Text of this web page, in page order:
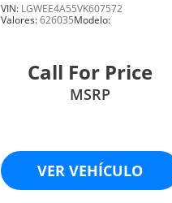
1.5 LTS. TURBO 4 CIL
VIN: LGWEE4A55VK607572
Valores:626035Modelo:
Call For Price
MSRP
VER VEHÍCULO